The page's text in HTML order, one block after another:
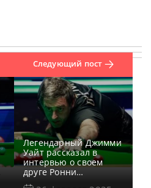
Следующий пост
Легендарный Джимми
Уайт рассказал в
интервью о своем
друге Ронни
О’Салливане и его